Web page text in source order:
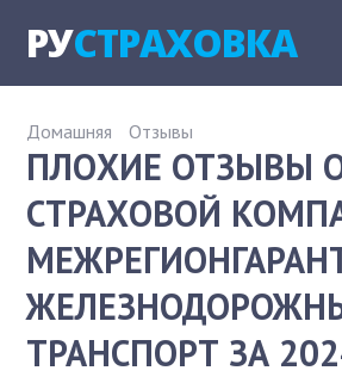
РУСТРАХОВКА
Домашняя Отзывы
ПЛОХИЕ ОТЗЫВЫ
СТРАХОВОЙ
ТРАНСПОРТ ЗА